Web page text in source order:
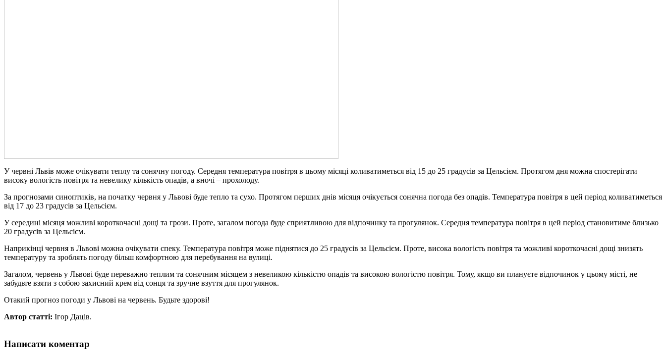
У червні Львів може очікувати теплу та сонячну погоду. Середня температура повітря в цьому місяці коливатиметься від 15 до 25 градусів за Цельсієм. Протягом дня можна спостерігати
високу вологість повітря та невелику кількість опадів, а вночі – прохолоду.
За прогнозами синоптиків, на початку червня у Львові буде тепло та сухо. Протягом перших днів місяця очікується сонячна погода без опадів. Температура повітря в цей період коливатиметься
від 17 до 23 градусів за Цельсієм.
У середині місяця можливі короткочасні дощі та грози. Проте, загалом погода буде сприятливою для відпочинку та прогулянок. Середня температура повітря в цей період становитиме близько
20 градусів за Цельсієм.
Наприкінці червня в Львові можна очікувати спеку. Температура повітря може піднятися до 25 градусів за Цельсієм. Проте, висока вологість повітря та можливі короткочасні дощі знизять
температуру та зроблять погоду більш комфортною для перебування на вулиці.
Загалом, червень у Львові буде переважно теплим та сонячним місяцем з невеликою кількістю опадів та високою вологістю повітря. Тому, якщо ви плануєте відпочинок у цьому місті, не
забудьте взяти з собою захисний крем від сонця та зручне взуття для прогулянок.
Отакий прогноз погоди у Львові на червень. Будьте здорові!
Автор статті: Ігор Даців.
Написати коментар